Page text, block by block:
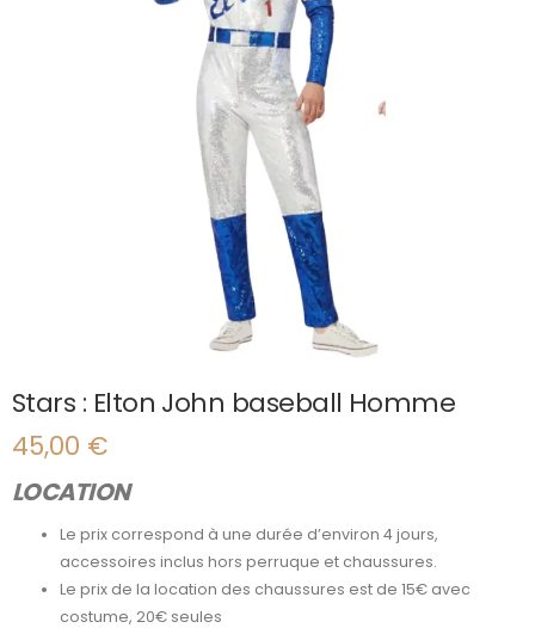
Stars : Elton John baseball Homme
45,00 €
LOCATION
Le prix correspond à une durée d’environ 4 jours,
accessoires inclus hors perruque et chaussures.
Le prix de la location des chaussures est de 15€ avec
costume, 20€ seules